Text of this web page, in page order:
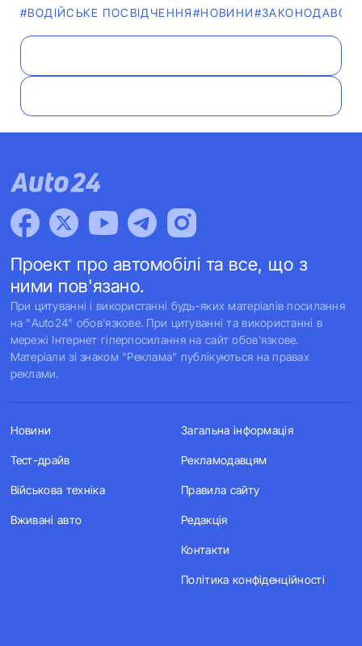
#ВОДІЙСЬКЕ ПОСВІДЧЕННЯ#НОВИНИ
Проект про автомобілі та все, що з
ними пов'язано.
При цитуванні і використанні будь-яких матеріалів посилання
на "Auto24" обов'язкове. При цитуванні та використанні в
мережі Інтернет гіперпосилання на сайт обов'язкове.
Матеріали зі знаком "Реклама" публікуються на правах
реклами.
Новини
Тест-драйв
Військова техніка
Вживані авто
Загальна інформація
Рекламодавцям
Правила сайту
Редакція
Контакти
Політика конфіденційності